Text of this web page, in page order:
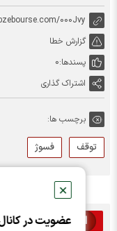
✕
عضویت در
000Jvy
گزارش خطا
پسندها:0
اشتراک گذاری
برچسب ها:
توقف فسوژ
اخبار مرتبط